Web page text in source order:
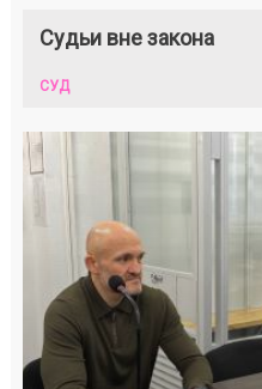
Судьи вне закона
СУД